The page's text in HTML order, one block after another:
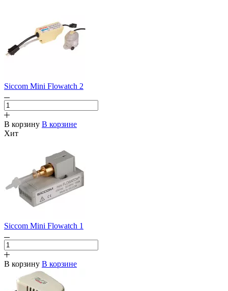
Siccom Mini Flowatch 2
В корзину В корзине
Хит
Siccom Mini Flowatch 1
В корзину В корзине